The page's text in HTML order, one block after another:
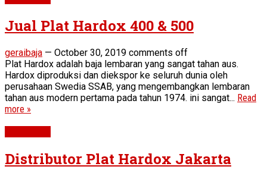
Jual Plat Hardox 400 & 500
geraibaja — October 30, 2019 comments off
Plat Hardox adalah baja lembaran yang sangat tahan aus.
Hardox diproduksi dan diekspor ke seluruh dunia oleh
perusahaan Swedia SSAB, yang mengembangkan lembaran
tahan aus modern pertama pada tahun 1974. ini sangat... Read
more »
Distributor Plat Hardox Jakarta